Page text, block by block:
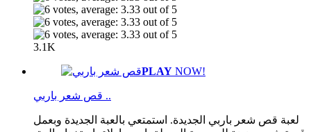
3.1K
PLAY NOW!
قص شعر باربي ..
لعبة قص شعر باربي الجديدة. استمتعي بالعبة الجديدة وبعمل